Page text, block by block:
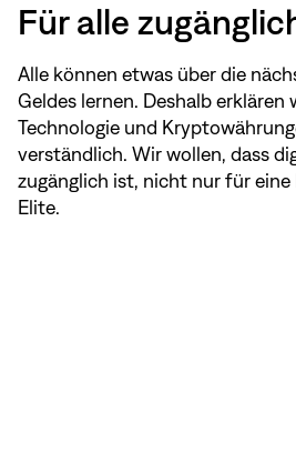
Für alle
Alle können etwas über die
Geldes lernen. Deshalb
Technologie und
verständlich. Wir wollen, dass
zugänglich ist, nicht nur für
Elite.